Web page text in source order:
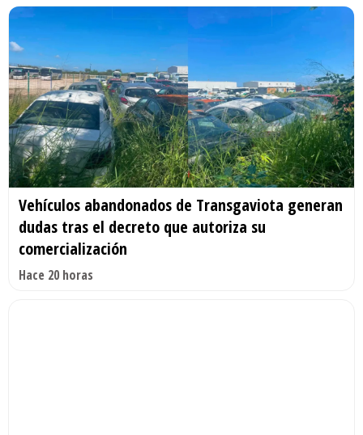
Vehículos abandonados de Transgaviota generan
dudas tras el decreto que autoriza su
comercialización
Hace 20 horas